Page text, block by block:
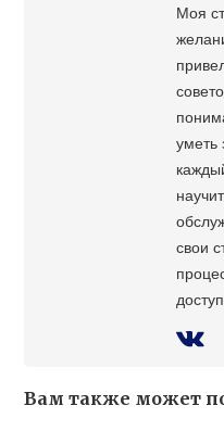
Моя
уметь
свои
Вам также может